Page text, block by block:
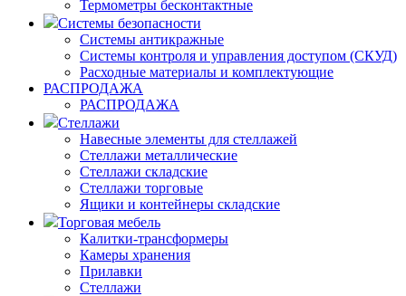
Термометры бесконтактные
Системы безопасности
Системы антикражные
Системы контроля и управления доступом (СКУД)
Расходные материалы и комплектующие
РАСПРОДАЖА
РАСПРОДАЖА
Стеллажи
Навесные элементы для стеллажей
Стеллажи металлические
Стеллажи складские
Стеллажи торговые
Ящики и контейнеры складские
Торговая мебель
Калитки-трансформеры
Камеры хранения
Прилавки
Стеллажи